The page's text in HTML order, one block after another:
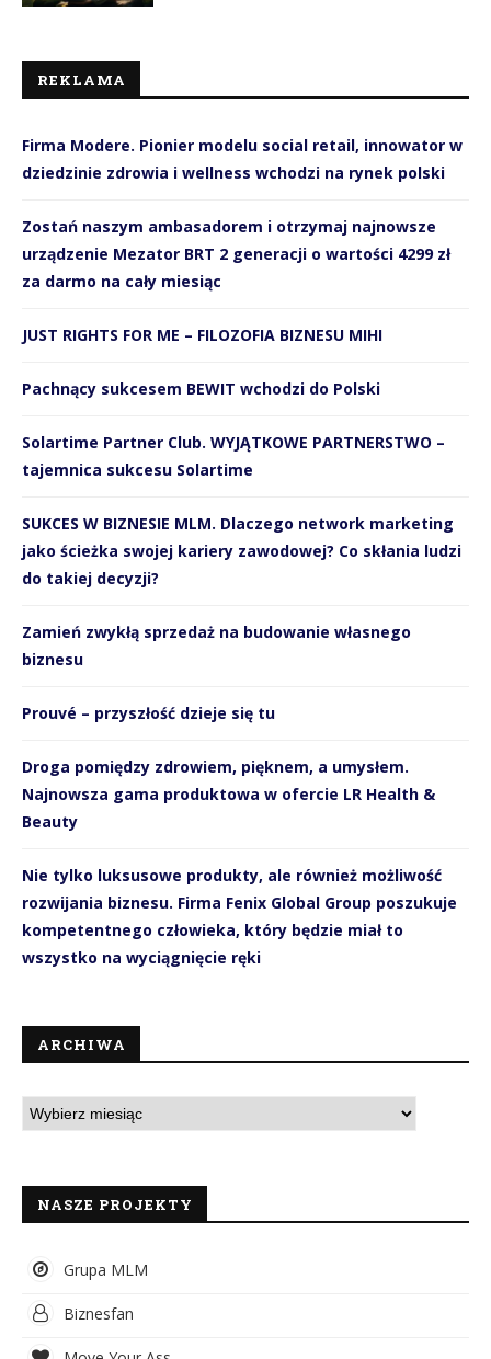
REKLAMA
Firma Modere. Pionier modelu social retail, innowator w
dziedzinie zdrowia i wellness wchodzi na rynek polski
Zostań naszym ambasadorem i otrzymaj najnowsze
urządzenie Mezator BRT 2 generacji o wartości 4299 zł
za darmo na cały miesiąc
JUST RIGHTS FOR ME – FILOZOFIA BIZNESU MIHI
Pachnący sukcesem BEWIT wchodzi do Polski
Solartime Partner Club. WYJĄTKOWE PARTNERSTWO –
tajemnica sukcesu Solartime
SUKCES W BIZNESIE MLM. Dlaczego network marketing
jako ścieżka swojej kariery zawodowej? Co skłania ludzi
do takiej decyzji?
Zamień zwykłą sprzedaż na budowanie własnego
biznesu
Prouvé – przyszłość dzieje się tu
Droga pomiędzy zdrowiem, pięknem, a umysłem.
Najnowsza gama produktowa w ofercie LR Health &
Beauty
Nie tylko luksusowe produkty, ale również możliwość
rozwijania biznesu. Firma Fenix Global Group poszukuje
kompetentnego człowieka, który będzie miał to
wszystko na wyciągnięcie ręki
ARCHIWA
NASZE PROJEKTY
Grupa MLM
Biznesfan